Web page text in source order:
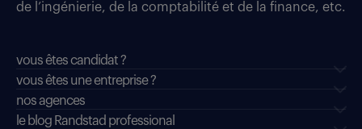
de l’ingénierie, de la comptabilité et de la finance, etc.
vous êtes candidat ?
vous êtes une entreprise ?
nos agences
le blog Randstad professional